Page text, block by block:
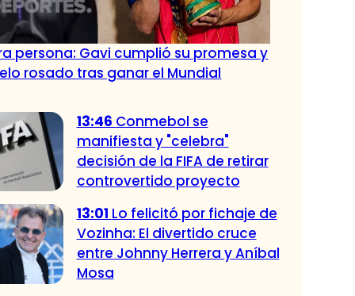
persona: Gavi cumplió su promesa y
rosado tras ganar el Mundial
13:46 Conmebol se
manifiesta y "celebra"
decisión de la FIFA de retirar
controvertido proyecto
13:01 Lo felicitó por fichaje de
Vozinha: El divertido cruce
entre Johnny Herrera y Aníbal
Mosa